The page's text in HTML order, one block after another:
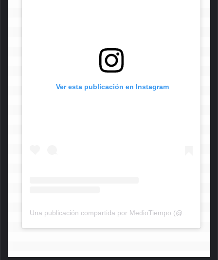
Ver esta publicación en Instagram